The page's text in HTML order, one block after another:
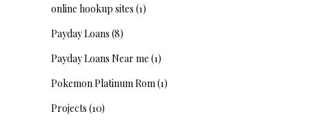
online hookup sites (1)
Payday Loans (8)
Payday Loans Near me (1)
Pokemon Platinum Rom(1)
Projects (10)